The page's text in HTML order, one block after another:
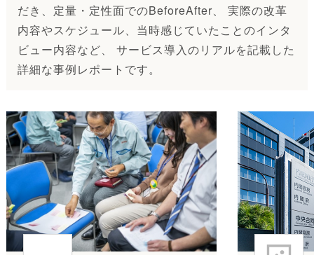
だき、定量・定性面でのBeforeAfter、 実際の改革
内容やスケジュール、当時感じていたことのインタ
ビュー内容など、 サービス導入のリアルを記載した
詳細な事例レポートです。